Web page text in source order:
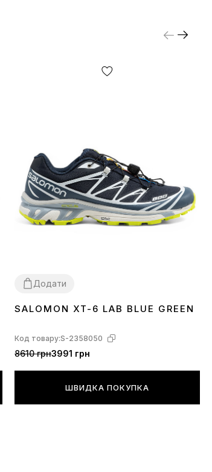
Додати
4142
SALOMON XT-6 LAB BLUE GREEN
Код товару:S-2358050
8610 грн3991 грн
ШВИДКА ПОКУПКА